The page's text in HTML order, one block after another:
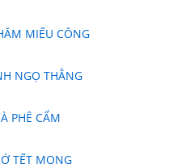
MIẾU CÔNG
NGỌ THẲNG
PHÊ CẨM
TẾT MONG